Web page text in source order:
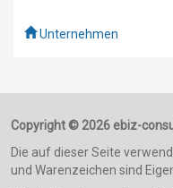
Unternehmen
Copyright © 2026 ebiz-
Die auf dieser Seite
und Warenzeichen sind